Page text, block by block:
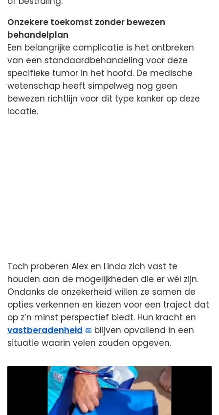
Onzekere toekomst zonder bewezen
behandelplan
Een belangrijke complicatie is het ontbreken
van een standaardbehandeling voor deze
specifieke tumor in het hoofd. De medische
wetenschap heeft simpelweg nog geen
bewezen richtlijn voor dit type kanker op deze
locatie.
Toch proberen Alex en Linda zich vast te
houden aan de mogelijkheden die er wél zijn.
Ondanks de onzekerheid willen ze samen de
opties verkennen en kiezen voor een traject dat
op z’n minst perspectief biedt. Hun kracht en
vastberadenheid
blijven opvallend in een
situatie waarin velen zouden opgeven.